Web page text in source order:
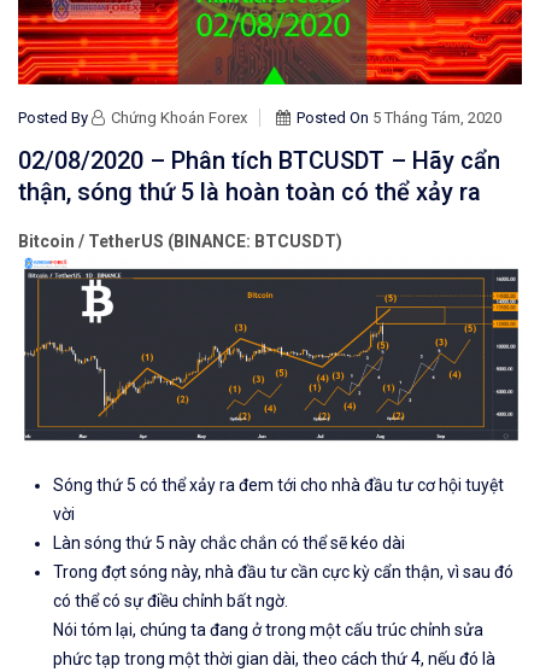
Posted By Chứng Khoán Forex Posted On 5 Tháng Tám, 2020
02/08/2020 – Phân tích BTCUSDT – Hãy cẩn
thận, sóng thứ 5 là hoàn toàn có thể xảy ra
Bitcoin / TetherUS (BINANCE: BTCUSDT)
Sóng thứ 5 có thể xảy ra đem tới cho nhà đầu tư cơ hội tuyệt
vời
Làn sóng thứ 5 này chắc chắn có thể sẽ kéo dài
Trong đợt sóng này, nhà đầu tư cần cực kỳ cẩn thận, vì sau đó
có thể có sự điều chỉnh bất ngờ.
Nói tóm lại, chúng ta đang ở trong một cấu trúc chỉnh sửa
phức tạp trong một thời gian dài, theo cách thứ 4, nếu đó là